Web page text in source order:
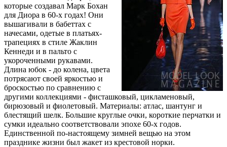
которые создавал Maрк Бохан
для Диора в 60-х годах! Они
вышагивали в бабеттах с
начесами, одетые в платьях-
трапециях в стиле Жаклин
Кеннеди и в пальто с
укороченными рукавами.
Длина юбок - до колена, цвета
потрясают своей яркостью и
броскостью по сравнению с
другими коллекциями - фисташковый, цикламеновый,
бирюзовый и фиолетовый. Материалы: атлас, шантунг и
блестящий шелк. Большие круглые очки, короткие перчатки и
сумки идеально соответствовали эпохе 60-х годов.
Единственной по-настоящему зимней вещью на этом
празднике жизни был жакет из крестовой норки.